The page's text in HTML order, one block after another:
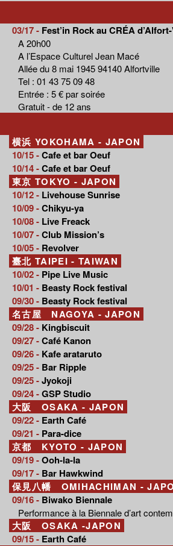
03/17 - Fest’in Rock au CRÉA
A 20h00
A l’Espace Culturel Jean Macé
Allée du 8 mai 1945 94140 Alfortville
Tel : 01 43 75 09 48
Entrée : 5 € par soirée
Gratuit - de 12 ans
横浜 YOKOHAMA - JAPON
10/15 -Cafe et bar Oeuf
10/14 -Cafe et bar Oeuf
東京 TOKYO - JAPON
10/12 - Livehouse Sunrise
10/09 -Chikyu-ya
10/08 - Live Freack
10/07 -Club Mission’s
10/05 - Revolver
臺北 TAIPEI - TAIWAN
10/02 - Pipe Live Music
10/01 - Beasty Rock festival
09/30 - Beasty Rock festival
名古屋 NAGOYA - JAPON
09/28 - Kingbiscuit
09/27 -Café Kanon
09/26 - Kafe arataruto
09/25 - Bar Ripple
09/25 -Jyokoji
09/24 -GSP Studio
大阪 OSAKA - JAPON
09/22 - Earth Café
09/21 - Para-dice
京都 KYOTO - JAPON
09/19 -Ooh-la-la
09/17 - Bar Hawkwind
保見八幡 OMIHACHIMAN -
09/16 - Biwako Biennale
Performance à la Biennale d’art
大阪 OSAKA -JAPON
09/15 - Earth Café